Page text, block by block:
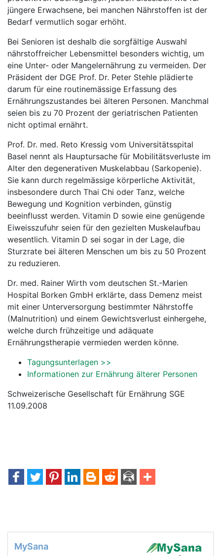
jüngere Erwachsene, bei manchen Nährstoffen ist der
Bedarf vermutlich sogar erhöht.
Bei Senioren ist deshalb die sorgfältige Auswahl
nährstoffreicher Lebensmittel besonders wichtig, um
eine Unter- oder Mangelernährung zu vermeiden. Der
Präsident der DGE Prof. Dr. Peter Stehle plädierte
darum für eine routinemässige Erfassung des
Ernährungszustandes bei älteren Personen. Manchmal
seien bis zu 70 Prozent der geriatrischen Patienten
nicht optimal ernährt.
Prof. Dr. med. Reto Kressig vom Universitätsspital
Basel nennt als Hauptursache für Mobilitätsverluste im
Alter den degenerativen Muskelabbau (Sarkopenie).
Sie kann durch regelmässige körperliche Aktivität,
insbesondere durch Thai Chi oder Tanz, welche
Bewegung und Kognition verbinden, günstig
beeinflusst werden. Vitamin D sowie eine genügende
Eiweisszufuhr seien für den gezielten Muskelaufbau
wesentlich. Vitamin D sei sogar in der Lage, die
Sturzrate bei älteren Menschen um bis zu 50 Prozent
zu reduzieren.
Dr. med. Rainer Wirth vom deutschen St.-Marien
Hospital Borken GmbH erklärte, dass Demenz meist
mit einer Unterversorgung bestimmter Nährstoffe
(Malnutrition) und einem Gewichtsverlust einhergehe,
welche durch frühzeitige und adäquate
Ernährungstherapie vermieden werden könne.
Tagungsunterlagen >>
Informationen zur Ernährung älterer Personen
Schweizerische Gesellschaft für Ernährung SGE
11.09.2008
MySana